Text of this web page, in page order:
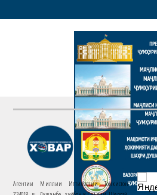
Агентии Миллии Иттилоотии Тоҷикистон